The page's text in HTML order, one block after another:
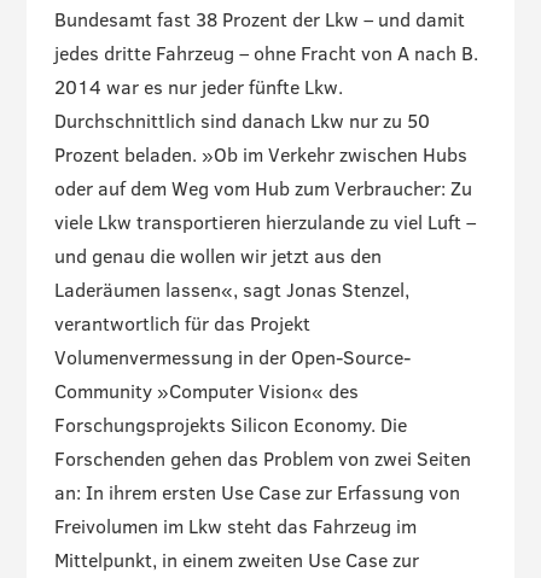
Bundesamt fast 38 Prozent der Lkw – und damit
jedes dritte Fahrzeug – ohne Fracht von A nach B.
2014 war es nur jeder fünfte Lkw.
Durchschnittlich sind danach Lkw nur zu 50
Prozent beladen. »Ob im Verkehr zwischen Hubs
oder auf dem Weg vom Hub zum Verbraucher: Zu
viele Lkw transportieren hierzulande zu viel Luft –
und genau die wollen wir jetzt aus den
Laderäumen lassen«, sagt Jonas Stenzel,
verantwortlich für das Projekt
Volumenvermessung in der Open-Source-
Community »Computer Vision« des
Forschungsprojekts Silicon Economy. Die
Forschenden gehen das Problem von zwei Seiten
an: In ihrem ersten Use Case zur Erfassung von
Freivolumen im Lkw steht das Fahrzeug im
Mittelpunkt, in einem zweiten Use Case zur